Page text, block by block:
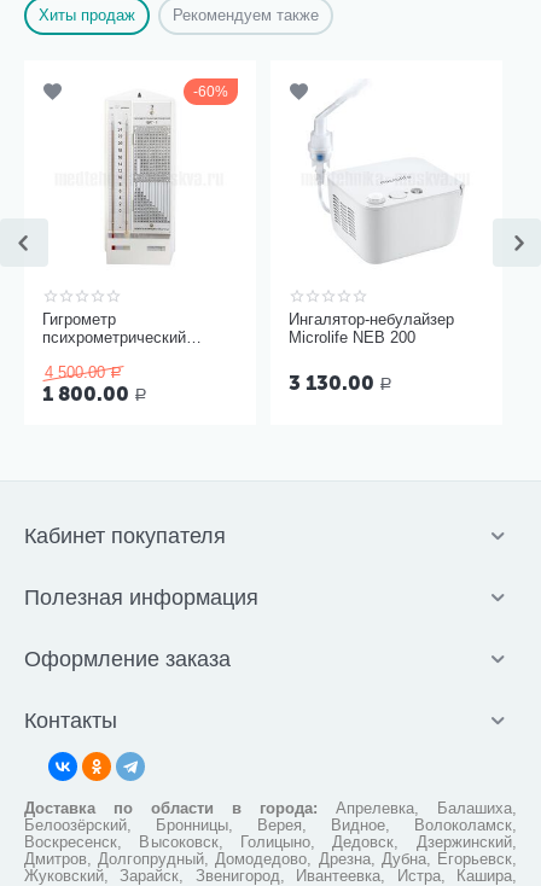
Хиты продаж Рекомендуем также
60%
Гигрометр
психрометрический
4 500.00 Р
1 800.00 Р
Ингалятор-небулайзер
Microlife NEB 200
3 130.00 Р
Кабинет покупателя
Полезная информация
Оформление заказа
Контакты
Доставка по области в города: Апрелевка, Балашиха,
Белоозёрский, Бронницы, Верея, Видное, Волоколамск,
Воскресенск, Высоковск, Голицыно, Дедовск, Дзержинский,
Дмитров, Долгопрудный, Домодедово, Дрезна, Дубна, Егорьевск,
Жуковский, Зарайск, Звенигород, Ивантеевка, Истра, Кашира,